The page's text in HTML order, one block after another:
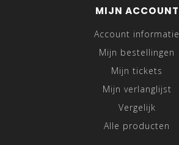
MIJN ACCOUNT
Account informatie
Mijn bestellingen
Mijn tickets
Mijn verlanglijst
Vergelijk
Alle producten